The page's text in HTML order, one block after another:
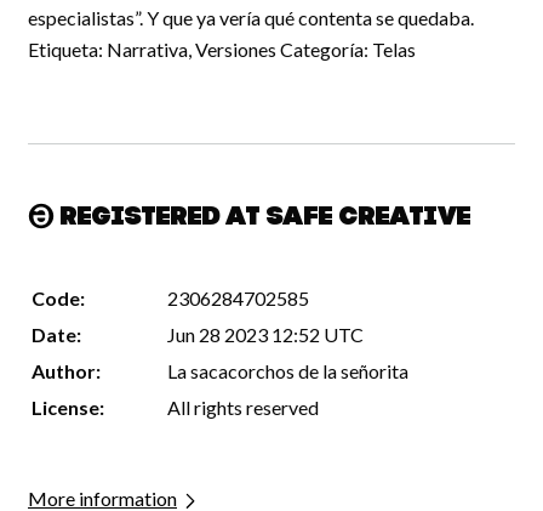
especialistas”. Y que ya vería qué contenta se quedaba.
Etiqueta: Narrativa, Versiones Categoría: Telas
Registered at Safe Creative
Code:
2306284702585
Date:
Jun 28 2023 12:52 UTC
Author:
La sacacorchos de la señorita
License:
All rights reserved
More information